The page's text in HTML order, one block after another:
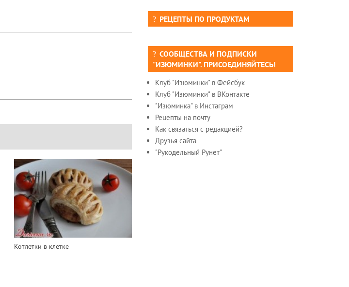
Котлетки в клетке
РЕЦЕПТЫ ПО ПРОДУКТАМ
СООБЩЕСТВА И ПОДПИСКИ
"ИЗЮМИНКИ". ПРИСОЕДИНЯЙТЕСЬ!
Клуб "Изюминки" в Фейсбук
Клуб "Изюминки" в ВКонтакте
"Изюминка" в Инстаграм
Рецепты на почту
Как связаться с редакцией?
Друзья сайта
"Рукодельный Рунет"